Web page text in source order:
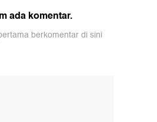
ada komentar.
berkomentar di sini